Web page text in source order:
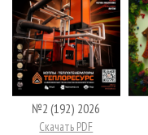
№2 (192) 2026
Скачать PDF